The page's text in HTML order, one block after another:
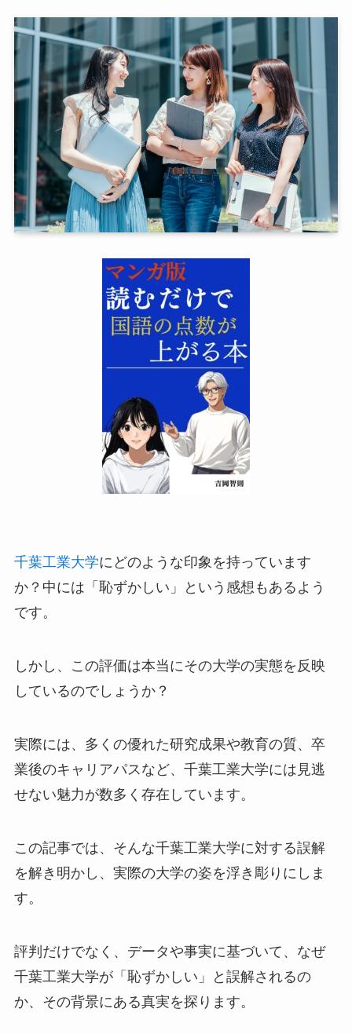
千葉工業大学にどのような印象を持っています
か？中には「恥ずかしい」という感想もあるよう
です。
しかし、この評価は本当にその大学の実態を反映
しているのでしょうか？
実際には、多くの優れた研究成果や教育の質、卒
業後のキャリアパスなど、千葉工業大学には見逃
せない魅力が数多く存在しています。
この記事では、そんな千葉工業大学に対する誤解
を解き明かし、実際の大学の姿を浮き彫りにしま
す。
評判だけでなく、データや事実に基づいて、なぜ
千葉工業大学が「恥ずかしい」と誤解されるの
か、その背景にある真実を探ります。